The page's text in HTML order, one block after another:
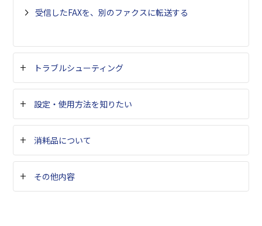
受信したFAXを、別のファクスに転送する
トラブルシューティング
設定・使用方法を知りたい
消耗品について
その他内容